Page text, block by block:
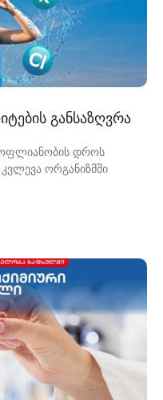
განსაზღვრა
ოფლიანობის დროს
ორგანიზმში